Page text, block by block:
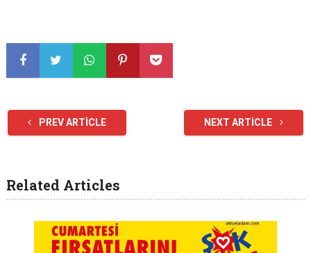
PREV ARTICLE NEXT ARTICLE
Related Articles